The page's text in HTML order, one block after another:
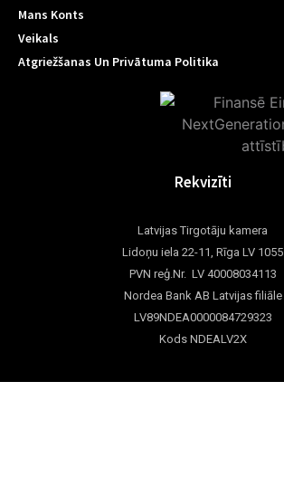
Mans Konts
Veikals
Atgriežšanas Un Privātuma Politika
Rekvizīti
Latvijas Tirgotāju kamera
Lidoņu iela 22-11, Rīga LV 1055
PVN reģ.Nr. LV 40008034113
Nordea Bank AB Latvijas filiāle
LV89NDEA0000084729323
Kods NDEALV2X